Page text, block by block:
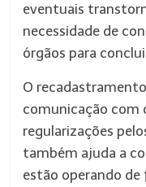
eventuais
necessidade de
órgãos para
O
comunicação com
regularizações
também ajuda a
estão operando